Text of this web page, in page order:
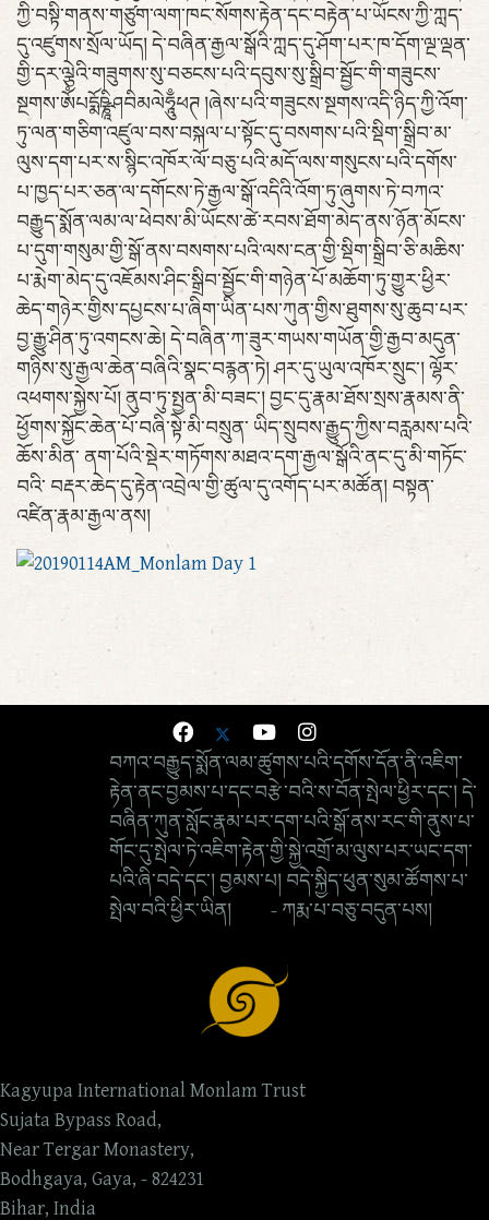
ཀྱི་བསྟི་གནས་གཙུག་ལག་ཁང་སོགས་རྟེན་དང་བརྟེན་པ་ཡོངས་ཀྱི་ཀླད་
དུ་འཛུགས་སྲོལ་ཡོད། དེ་བཞིན་རྒྱལ་སྒོའི་ཀླད་དུ་ཤོག་པར་ཁ་དོག་ལྔ་ལྡན་
གྱི་དར་ལྕེའི་གཟུགས་སུ་བཅངས་པའི་དབུས་སུ་སྒྲིབ་སྦྱོང་གི་གཟུངས་
སྔགས་ཨོཾཔདྨོཥྞཱིཤབིམལེཧཱུྃཕཊ །ཞེས་པའི་གཟུངས་སྔགས་འདི་ཉིད་ཀྱི་འོག་
ཏུ་ལན་གཅིག་འཛུལ་བས་བསྐལ་པ་སྟོང་དུ་བསགས་པའི་སྡིག་སྒྲིབ་མ་
ལུས་དག་པར་ས་སྙིང་འཁོར་ལོ་བཅུ་པའི་མདོ་ལས་གསུངས་པའི་དགོས་
པ་ཁྱད་པར་ཅན་ལ་དགོངས་ཏེ་རྒྱལ་སྒོ་འདིའི་འོག་ཏུ་ཞུགས་ཏེ་བཀའ་
བརྒྱུད་སྨོན་ལམ་ལ་ཕེབས་མི་ཡོངས་ཚེ་རབས་ཐོག་མེད་ནས་ཉོན་མོངས་
པ་དུག་གསུམ་གྱི་སྒོ་ནས་བསགས་པའི་ལས་ངན་གྱི་སྡིག་སྒྲིབ་ཅི་མཆིས་
པ་རྨེག་མེད་དུ་འཇོམས་ཤིང་སྒྲིབ་སྦྱོང་གི་གཉེན་པོ་མཆོག་ཏུ་གྱུར་ཕྱིར་
ཆེད་གཉེར་གྱིས་དཔྱངས་པ་ཞིག་ཡིན་པས་ཀུན་གྱིས་ཐུགས་སུ་ཆུབ་པར་
བྱ་རྒྱུ་ཤིན་ཏུ་འགངས་ཆེ། དེ་བཞིན་ཀ་ཟུར་གཡས་གཡོན་གྱི་རྒྱབ་མདུན་
གཉིས་སུ་རྒྱལ་ཆེན་བཞིའི་སྣང་བརྙན་ཏེ། ཤར་དུ་ཡུལ་འཁོར་སྲུང་། ལྷོར་
འཕགས་སྐྱེས་པོ། ནུབ་ཏུ་སྤྱན་མི་བཟང་། བྱང་དུ་རྣམ་ཐོས་སྲས་རྣམས་ནི་
ཕྱོགས་སྐྱོང་ཆེན་པོ་བཞི་སྟེ་མི་བསྲུན་ ཡིད་སྲུབས་རྒྱུད་ཀྱིས་བརླམས་པའི་
ཆོས་མིན་ ནག་པོའི་སྡེར་གཏོགས་མཐའ་དག་རྒྱལ་སྒོའི་ནང་དུ་མི་གཏོང་
བའི་ བརྡར་ཆེད་དུ་རྟེན་འབྲེལ་གྱི་ཚུལ་དུ་འགོད་པར་མཚོན། བསྟན་
འཛིན་རྣམ་རྒྱལ་ནས།
བཀའ་བརྒྱུད་སྨོན་ལམ་ཚུགས་པའི་དགོས་དོན་ནི་འཇིག་
རྟེན་ནང་བྱམས་པ་དང་བརྩེ་བའི་ས་བོན་སྤེལ་ཕྱིར་དང་། དེ་
བཞིན་ཀུན་སློང་རྣམ་པར་དག་པའི་སྒོ་ནས་རང་གི་ནུས་པ་
གོང་དུ་སྤེལ་ཏེ་འཇིག་རྟེན་གྱི་སྐྱེ་འགྲོ་མ་ལུས་པར་ཡང་དག་
པའི་ཞི་བདེ་དང་། བྱམས་པ། བདེ་སྐྱིད་ཕུན་སུམ་ཚོགས་པ་
སྤེལ་བའི་ཕྱིར་ཡིན། - ཀརྨ་པ་བཅུ་བདུན་པས།
Kagyupa International Monlam Trust
Sujata Bypass Road,
Near Tergar Monastery,
Bodhgaya, Gaya, - 824231
Bihar, India